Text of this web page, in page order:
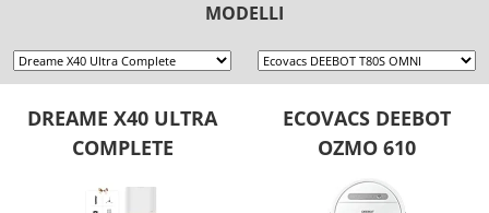
MODELLI
DREAME X40 ULTRA
COMPLETE
ECOVACS DEEBOT
OZMO 610